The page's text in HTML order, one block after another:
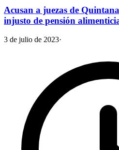
Acusan a juezas de
injusto de pensión
3 de julio de 2023·